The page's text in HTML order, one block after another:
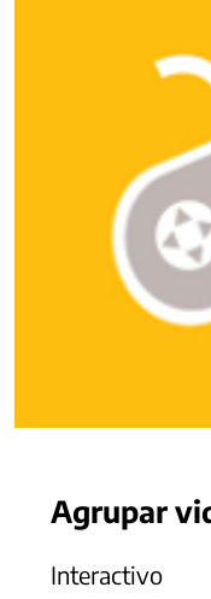
Agrupar
Interactivo